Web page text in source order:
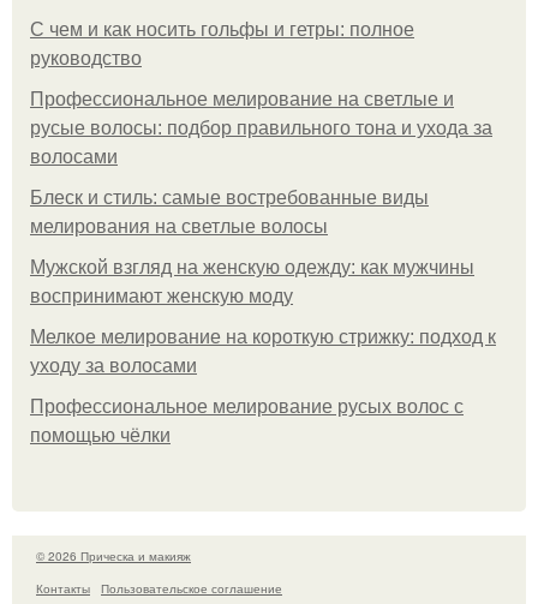
С чем и как носить гольфы и гетры: полное
руководство
Профессиональное мелирование на светлые и
русые волосы: подбор правильного тона и ухода за
волосами
Блеск и стиль: самые востребованные виды
мелирования на светлые волосы
Мужской взгляд на женскую одежду: как мужчины
воспринимают женскую моду
Мелкое мелирование на короткую стрижку: подход к
уходу за волосами
Профессиональное мелирование русых волос с
помощью чёлки
© 2026 Прическа и макияж
Контакты
Пользовательское соглашение